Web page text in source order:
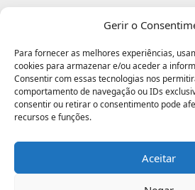
Gerir o
Para fornecer as melhores experiências,
cookies para armazenar e/ou aceder a
Consentir com essas tecnologias nos
comportamento de navegação ou IDs
consentir ou retirar o consentimento pode
recursos e funções.
Aceitar
Livro
Electromaquinas ©2026